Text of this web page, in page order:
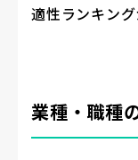
適性ランキング
業種・職種